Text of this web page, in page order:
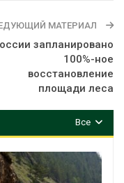
МАТЕРИАЛ
запланировано
100%-ное
восстановление
площади леса
Все